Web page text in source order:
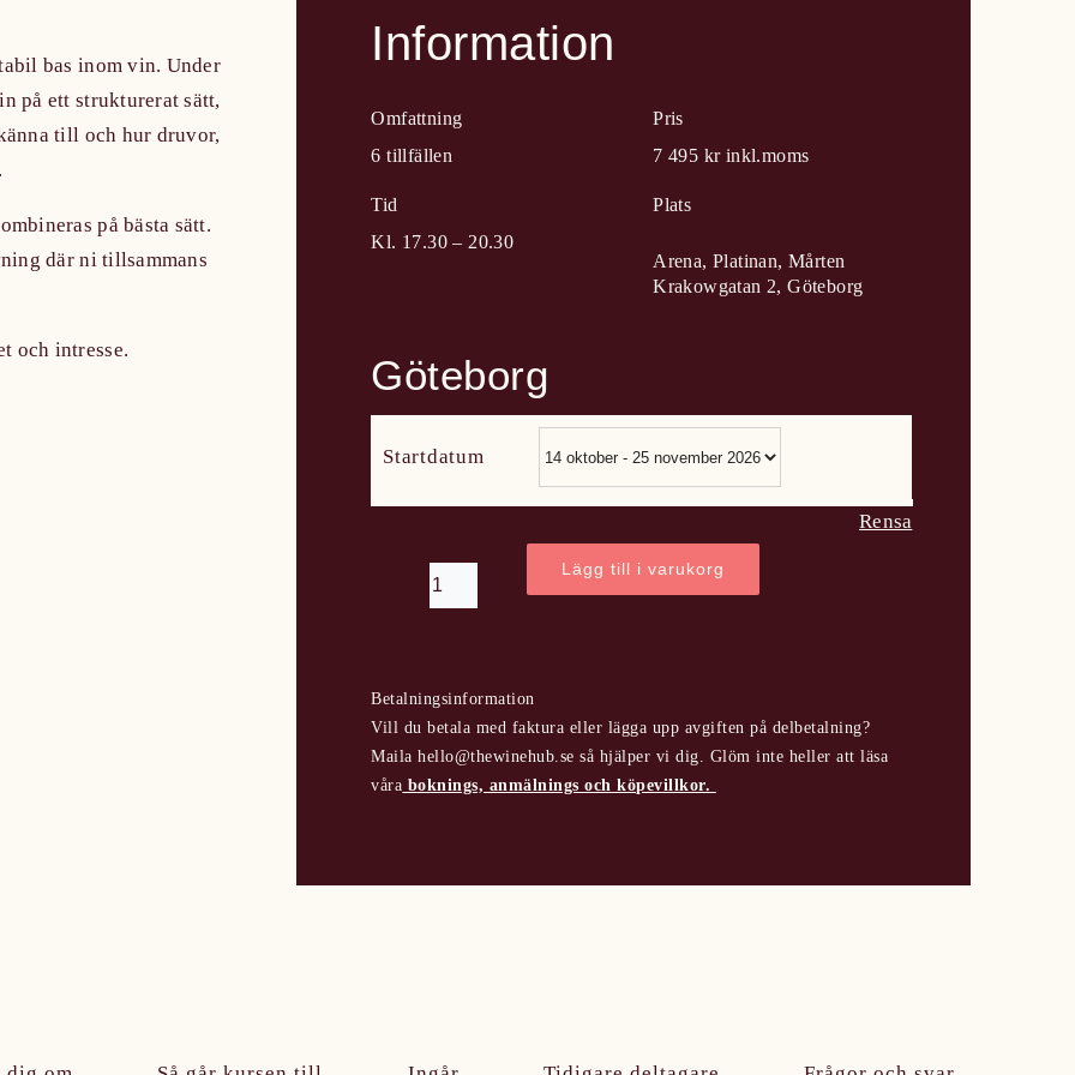
bas inom vin. Under
på ett strukturerat sätt,
till och hur druvor,
på bästa sätt.
där ni tillsammans
och intresse.
Information
Omfattning
6 tillfällen
Pris
7 495 kr inkl.moms
Tid
Kl. 17.30 – 20.30
Plats
Arena, Platinan, Mårten
Krakowgatan 2, Göteborg
Göteborg
Startdatum
Rensa
Lägg till i varukorg
Betalningsinformation
Vill du betala med faktura eller lägga upp avgiften på delbetalning?
Maila hello@thewinehub.se så hjälper vi dig. Glöm inte heller att läsa
våra boknings, anmälnings och köpevillkor.